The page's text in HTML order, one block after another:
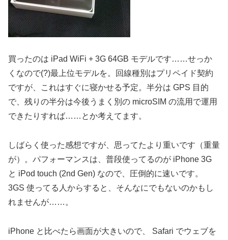
買ったのは iPad WiFi + 3G 64GB モデルです……せっか
くなので(?)最上位モデルを。回線種別はプリペイド契約
ですが、これはすぐに寝かせる予定。半分は GPS 目的
で、残りの半分は今後うまく別の microSIM の流用で運用
できたりすれば……とか考えてます。
しばらく使った感想ですが、思ってたより重いです（重量
が）。パフォーマンスは、普段使ってるのが iPhone 3G
と iPod touch (2nd Gen) なので、圧倒的に速いです。
3GS 使ってる人からすると、そんなにでもないのかもし
れませんが……。
iPhone と比べたら画面が大きいので、 Safari でウェブを